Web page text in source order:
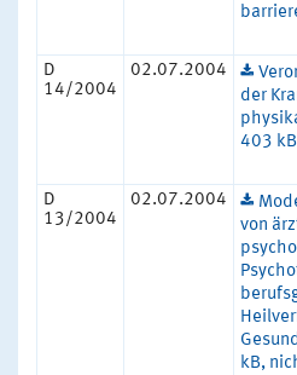
D
14/2004
02.07.2004
der
403
D
13/2004
02.07.2004
von
kB,